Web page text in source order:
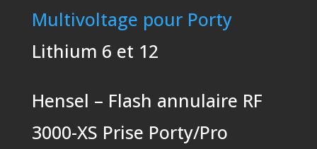
Multivoltage pour Porty
Lithium 6 et 12
Hensel – Flash annulaire RF
3000-XS Prise Porty/Pro